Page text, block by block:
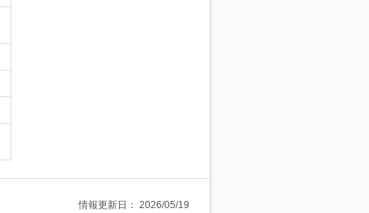
情報更新日： 2026/05/19